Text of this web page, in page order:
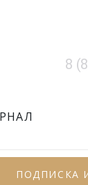
8
ПОДПИСКА